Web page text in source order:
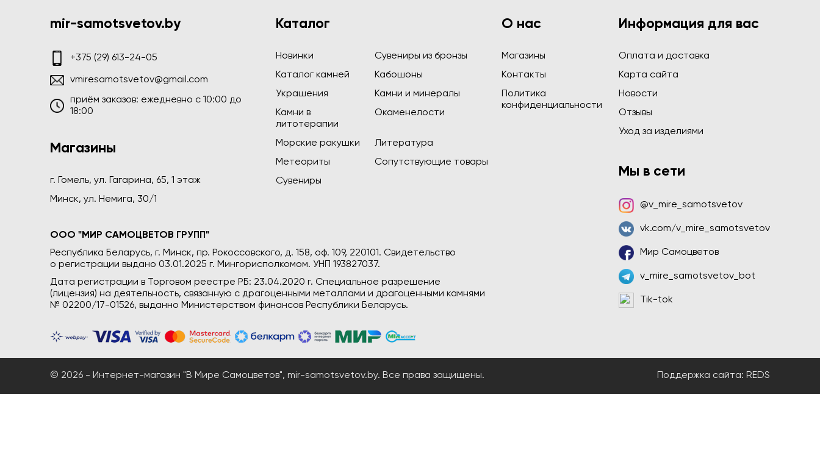
mir-samotsvetov.by
+375 (29) 613-24-05
vmiresamotsvetov@gmail.com
приём заказов: ежедневно c 10:00 до
18:00
Магазины
г. Гомель, ул. Гагарина, 65, 1 этаж
Минск, ул. Немига, 30/1
Каталог
Новинки
Сувениры из бронзы
Каталог камней
Кабошоны
Украшения
Камни и минералы
Камни в
литотерапии
Окаменелости
Морские ракушки
Литература
Метеориты
Сопутствующие товары
Сувениры
ООО "МИР САМОЦВЕТОВ ГРУПП"
Республика Беларусь, г. Минск, пр. Рокоссовского, д. 158, оф. 109, 220101. Свидетельство
о регистрации выдано 03.01.2025 г. Мингорисполкомом. УНП 193827037.
Дата регистрации в Торговом реестре РБ: 23.04.2020 г. Специальное разрешение
(лицензия) на деятельность, связанную с драгоценными металлами и драгоценными камнями
№ 02200/17-01526, выданно Министерством финансов Республики Беларусь.
О нас
Магазины
Контакты
Политика
конфиденциальности
Информация для вас
Оплата и доставка
Карта сайта
Новости
Отзывы
Уход за изделиями
Мы в сети
@v_mire_samotsvetov
vk.com/v_mire_samotsvetov
Мир Самоцветов
v_mire_samotsvetov_bot
Tik-tok
© 2026 - Интернет-магазин "В Мире Самоцветов", mir-samotsvetov.by. Все права защищены. Поддержка сайта: REDS